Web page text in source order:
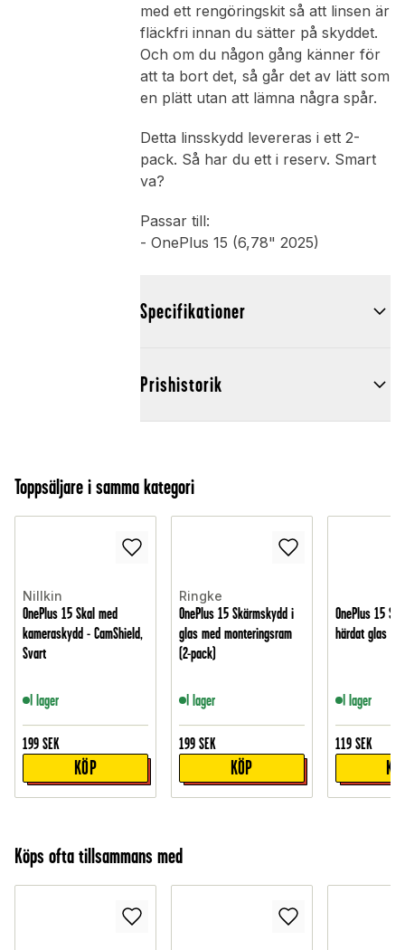
med ett rengöringskit så att linsen är
fläckfri innan du sätter på skyddet.
Och om du någon gång känner för
att ta bort det, så går det av lätt som
en plätt utan att lämna några spår.
Detta linsskydd levereras i ett 2-
pack. Så har du ett i reserv. Smart
va?
Passar till:
- OnePlus 15 (6,78" 2025)
Specifikationer
Prishistorik
Toppsäljare i samma kategori
Nillkin
OnePlus 15 Skal med
kameraskydd - CamShield,
Svart
I lager
199 SEK
KÖP
Ringke
OnePlus 15 Skärmskydd i
glas med monteringsram
(2-pack)
I lager
199 SEK
KÖP
OnePlus 15
härdat glas
I lager
119 SEK
Köps ofta tillsammans med